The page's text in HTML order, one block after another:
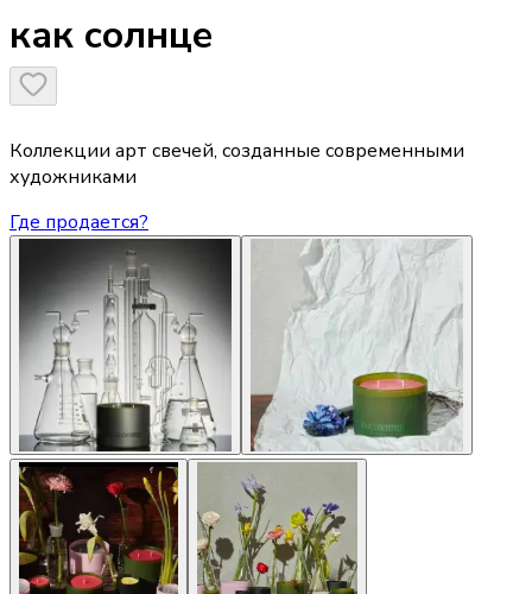
как солнце
Коллекции арт свечей, созданные современными
художниками
Где продается?